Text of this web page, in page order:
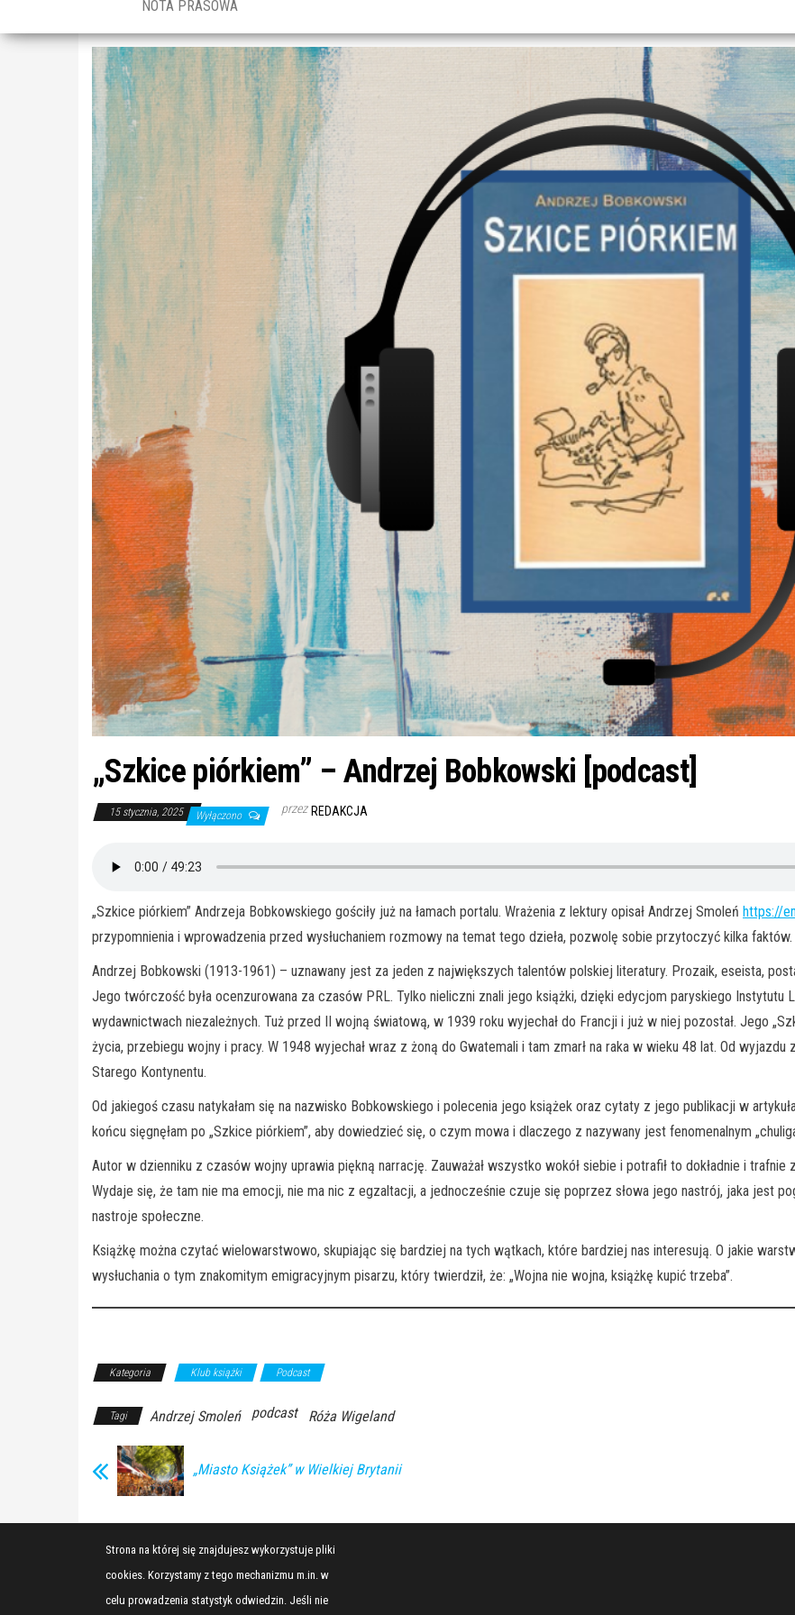
NOTA PRASOWA
„Szkice piórkiem” – Andrzej Bobkowski [podcast]
15 stycznia, 2025 Wyłączono przez REDAKCJA
„Szkice piórkiem” Andrzeja Bobkowskiego gościły już na łamach portalu. Wrażenia z lektury opisał Andrzej Smoleń https://
przypomnienia i wprowadzenia przed wysłuchaniem rozmowy na temat tego dzieła, pozwolę sobie przytoczyć kilka faktów.
Andrzej Bobkowski (1913-1961) – uznawany jest za jeden z największych talentów polskiej literatury. Prozaik, eseista,
Jego twórczość była ocenzurowana za czasów PRL. Tylko nieliczni znali jego książki, dzięki edycjom paryskiego Instytutu
wydawnictwach niezależnych. Tuż przed II wojną światową, w 1939 roku wyjechał do Francji i już w niej pozostał. Jego
życia, przebiegu wojny i pracy. W 1948 wyjechał wraz z żoną do Gwatemali i tam zmarł na raka w wieku 48 lat. Od wyjazdu
Starego Kontynentu.
Od jakiegoś czasu natykałam się na nazwisko Bobkowskiego i polecenia jego książek oraz cytaty z jego publikacji w
końcu sięgnęłam po „Szkice piórkiem”, aby dowiedzieć się, o czym mowa i dlaczego z nazywany jest fenomenalnym
Autor w dzienniku z czasów wojny uprawia piękną narrację. Zauważał wszystko wokół siebie i potrafił to dokładnie i
Wydaje się, że tam nie ma emocji, nie ma nic z egzaltacji, a jednocześnie czuje się poprzez słowa jego nastrój, jaka jest
nastroje społeczne.
Książkę można czytać wielowarstwowo, skupiając się bardziej na tych wątkach, które bardziej nas interesują. O jakie
wysłuchania o tym znakomitym emigracyjnym pisarzu, który twierdził, że: „Wojna nie wojna, książkę kupić trzeba”.
Kategoria Klub książki Podcast
Tagi Andrzej Smoleń podcast Róża Wigeland
„Miasto Książek” w Wielkiej Brytanii
Strona na której się znajdujesz wykorzystuje pliki
cookies. Korzystamy z tego mechanizmu m.in. w
celu prowadzenia statystyk odwiedzin. Jeśli nie